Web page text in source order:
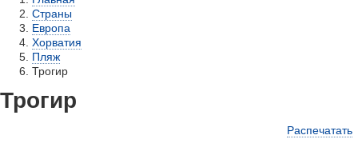
Страны
Европа
Хорватия
Пляж
Трогир
Трогир
Распечатать